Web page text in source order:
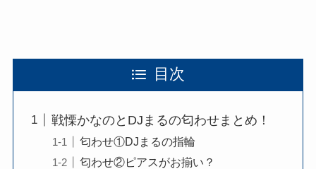
目次
戦慄かなのとDJまるの匂わせまとめ！
匂わせ①DJまるの指輪
匂わせ②ピアスがお揃い？